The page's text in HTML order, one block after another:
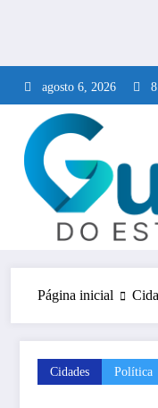
agosto 6, 2026
Página inicial
Cidades Política